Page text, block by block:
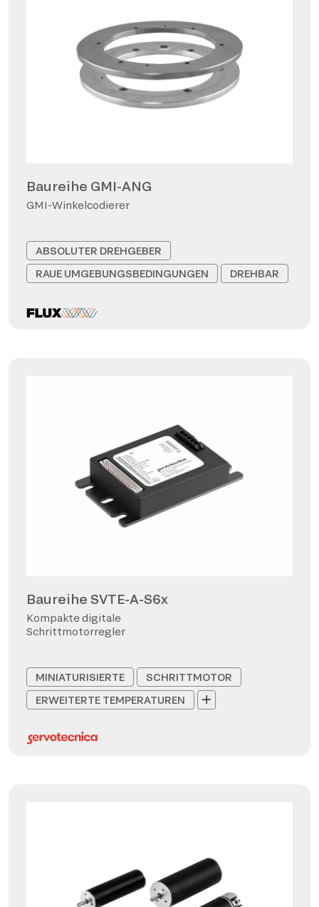
Baureihe GMI-ANG
GMI-Winkelcodierer
ABSOLUTER DREHGEBER
RAUE UMGEBUNGSBEDINGUNGEN
DREHBAR
Baureihe SVTE-A-S6x
Kompakte digitale
Schrittmotorregler
MINIATURISIERTE
SCHRITTMOTOR
ERWEITERTE TEMPERATUREN